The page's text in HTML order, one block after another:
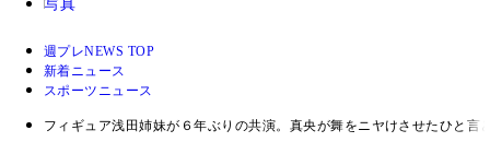
写真
週プレNEWS TOP
新着ニュース
スポーツニュース
フィギュア浅田姉妹が６年ぶりの共演。真央が舞をニヤけさせたひと言